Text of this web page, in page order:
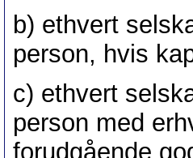
b) ethvert
person, hvis
c) ethvert
person med
forudgående